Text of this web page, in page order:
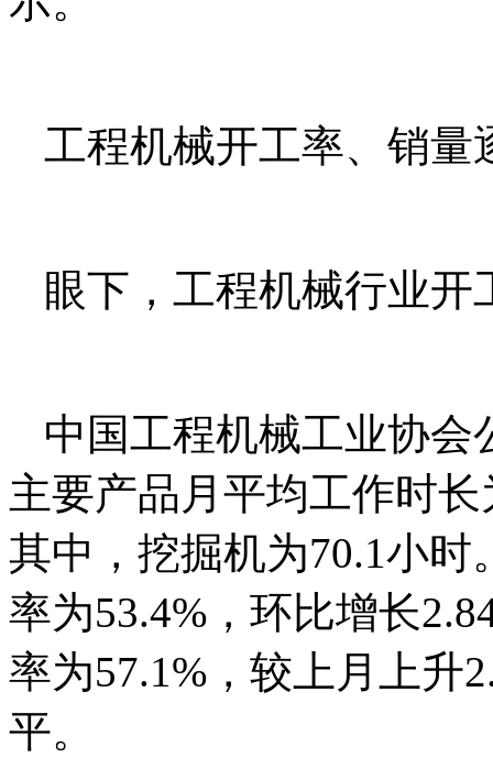
工程机械开工率、销量
眼下，工程机械行业
中国工程机械工业协会
主要产品月平均工作时
其中，挖掘机为70.1小
率为53.4%，环比增长
率为57.1%，较上月上升
平。